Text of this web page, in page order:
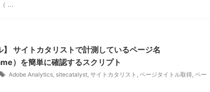
...
】 サイトカタリストで計測しているページ名
）を簡単に確認するスクリプト
Adobe Analytics, sitecatalyst, サイトカタリスト , ページタイトル取得, ペー